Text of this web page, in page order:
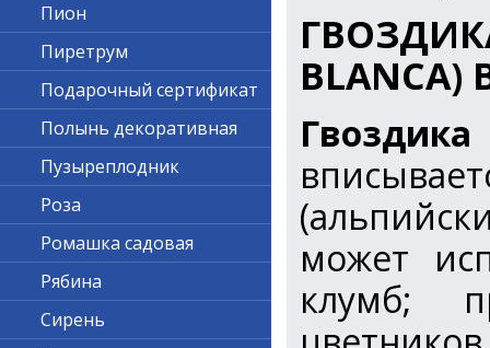
может
клумб;
Пион
Пиретрум
Подарочный сертификат
Полынь декоративная
Пузыреплодник
Роза
Ромашка садовая
Рябина
Сирень